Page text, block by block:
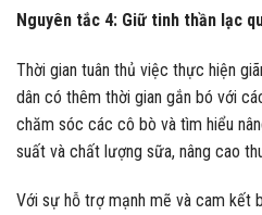
Nguyên tắc 4: Giữ tinh thần lạc
Thời gian tuân thủ việc thực hiện
dân có thêm thời gian gắn bó với
chăm sóc các cô bò và tìm hiểu
suất và chất lượng sữa, nâng cao
Với sự hỗ trợ mạnh mẽ và cam kết